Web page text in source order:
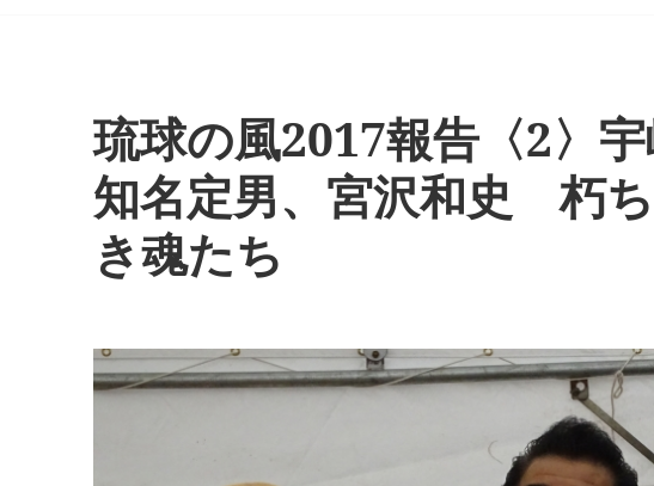
琉球の風2017報告〈2〉宇
知名定男、宮沢和史 朽
き魂たち